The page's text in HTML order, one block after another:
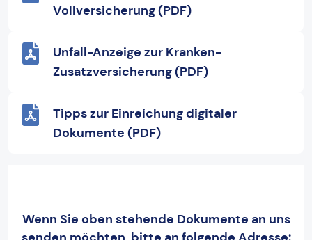
Vollversicherung (PDF)
Unfall-Anzeige zur Kranken-
Zusatzversicherung (PDF)
Tipps zur Einreichung digitaler
Dokumente (PDF)
Wenn Sie oben stehende Dokumente an uns